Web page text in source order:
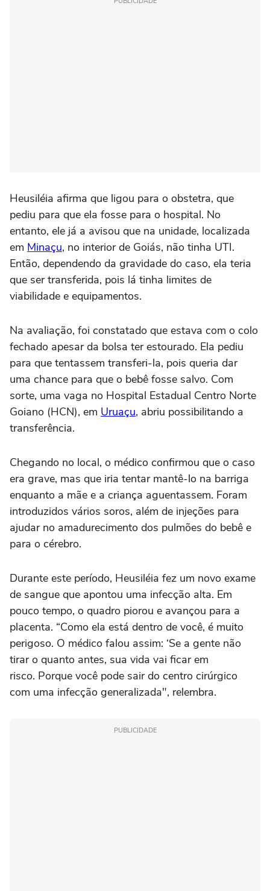
Heusiléia afirma que ligou para o obstetra, que
pediu para que ela fosse para o hospital. No
entanto, ele já a avisou que na unidade, localizada
em Minaçu, no interior de Goiás, não tinha UTI.
Então, dependendo da gravidade do caso, ela teria
que ser transferida, pois lá tinha limites de
viabilidade e equipamentos.
Na avaliação, foi constatado que estava com o colo
fechado apesar da bolsa ter estourado. Ela pediu
para que tentassem transferi-la, pois queria dar
uma chance para que o bebê fosse salvo. Com
sorte, uma vaga no Hospital Estadual Centro Norte
Goiano (HCN), em Uruaçu, abriu possibilitando a
transferência.
Chegando no local, o médico confirmou que o caso
era grave, mas que iria tentar mantê-lo na barriga
enquanto a mãe e a criança aguentassem. Foram
introduzidos vários soros, além de injeções para
ajudar no amadurecimento dos pulmões do bebê e
para o cérebro.
Durante este período, Heusiléia fez um novo exame
de sangue que apontou uma infecção alta. Em
pouco tempo, o quadro piorou e avançou para a
placenta. “Como ela está dentro de você, é muito
perigoso. O médico falou assim: ‘Se a gente não
tirar o quanto antes, sua vida vai ficar em
risco. Porque você pode sair do centro cirúrgico
com uma infecção generalizada", relembra.
PUBLICIDADE